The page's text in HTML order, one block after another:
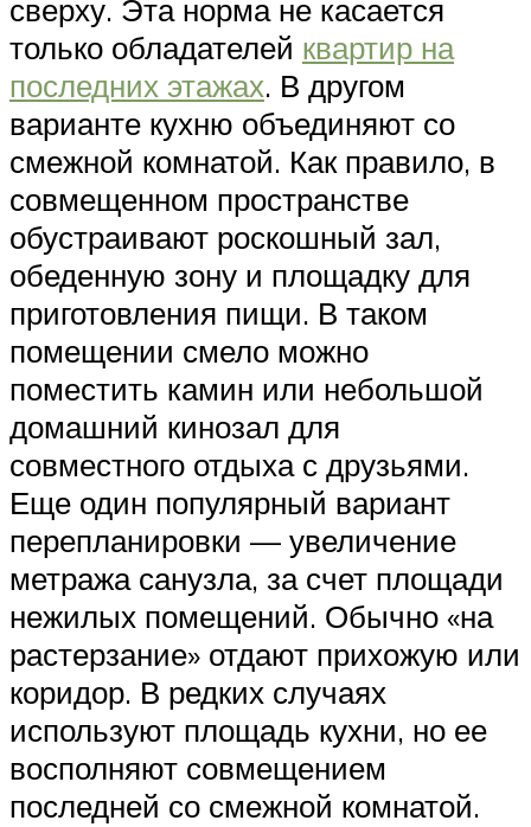
сверху. Эта норма не касается
только обладателей квартир на
последних этажах. В другом
варианте кухню объединяют со
смежной комнатой. Как правило, в
совмещенном пространстве
обустраивают роскошный зал,
обеденную зону и площадку для
приготовления пищи. В таком
помещении смело можно
поместить камин или небольшой
домашний кинозал для
совместного отдыха с друзьями.
Еще один популярный вариант
перепланировки — увеличение
метража санузла, за счет площади
нежилых помещений. Обычно «на
растерзание» отдают прихожую или
коридор. В редких случаях
используют площадь кухни, но ее
восполняют совмещением
последней со смежной комнатой.